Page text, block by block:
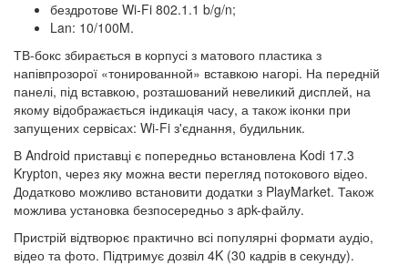
бездротове Wi-Fi 802.1.1 b/g/n;
Lan: 10/100M.
ТВ-бокс збирається в корпусі з матового пластика з
напівпрозорої «тонированной» вставкою нагорі. На передній
панелі, під вставкою, розташований невеликий дисплей, на
якому відображається індикація часу, а також іконки при
запущених сервісах: Wi-Fi з'єднання, будильник.
В Android приставці є попередньо встановлена ​​Kodi 17.3
Krypton, через яку можна вести перегляд потокового відео.
Додатково можливо встановити додатки з PlayMarket. Також
можлива установка безпосередньо з apk-файлу.
Пристрій відтворює практично всі популярні формати аудіо,
відео та фото. Підтримує дозвіл 4K (30 кадрів в секунду).